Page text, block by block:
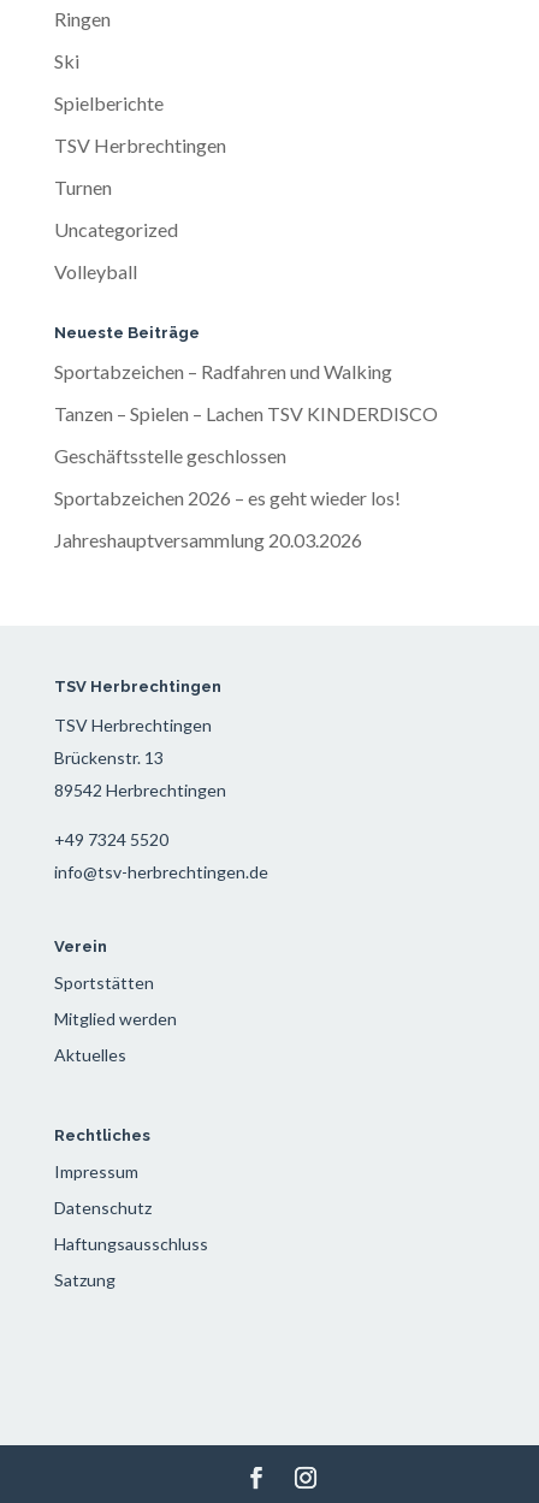
Ringen
Ski
Spielberichte
TSV Herbrechtingen
Turnen
Uncategorized
Volleyball
Neueste Beiträge
Sportabzeichen – Radfahren und Walking
Tanzen – Spielen – Lachen TSV KINDERDISCO
Geschäftsstelle geschlossen
Sportabzeichen 2026 – es geht wieder los!
Jahreshauptversammlung 20.03.2026
TSV Herbrechtingen
TSV Herbrechtingen
Brückenstr. 13
89542 Herbrechtingen
+49 7324 5520
info@tsv-herbrechtingen.de
Verein
Sportstätten
Mitglied werden
Aktuelles
Rechtliches
Impressum
Datenschutz
Haftungsausschluss
Satzung